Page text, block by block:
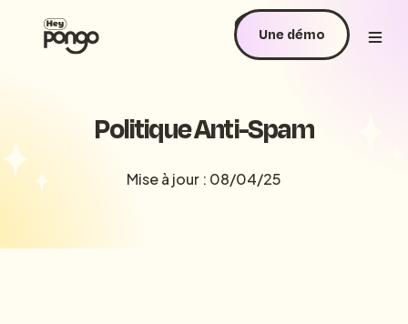
Une démo
Politique Anti-Spam
Mise à jour : 08/04/25